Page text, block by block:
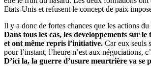
Etats-Unis et refusent le concept de paix
Il y a donc de fortes chances que les actions
Dans tous les cas, les developpements sur
et ont même repris l’initiative. Car eux seuls
pour l’instant, l’heure n’est aux négociations,
D’ici la, la guerre d’usure meurtrière va se